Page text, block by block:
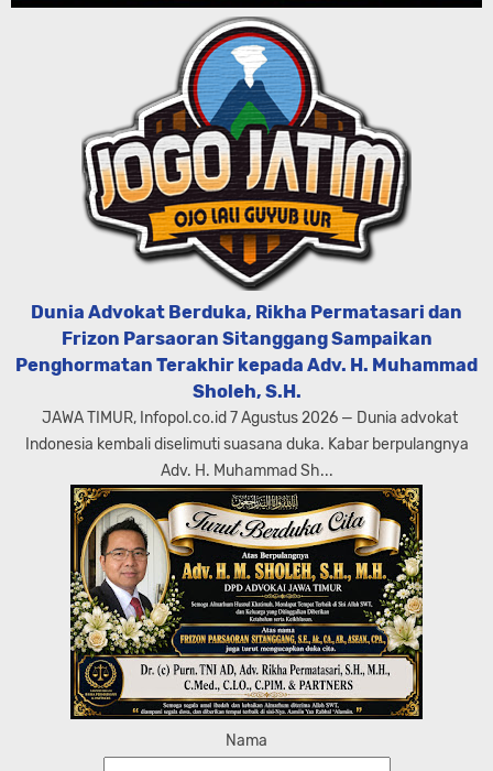
Dunia Advokat Berduka, Rikha Permatasari dan
Frizon Parsaoran Sitanggang Sampaikan
Penghormatan Terakhir kepada Adv. H. Muhammad
Sholeh, S.H.
JAWA TIMUR, Infopol.co.id 7 Agustus 2026 — Dunia advokat
Indonesia kembali diselimuti suasana duka. Kabar berpulangnya
Adv. H. Muhammad Sh...
Nama